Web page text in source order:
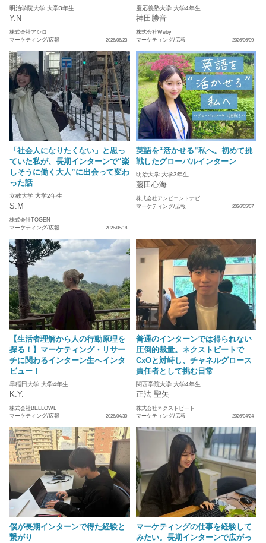
明治学院大学 大学3年生
Y.N
株式会社アシロ
マーケティング/広報
2026/06/23
慶応義塾大学 大学4年生
神田勝音
株式会社Weby
マーケティング/広報
2026/06/09
「社会人になりたくない」と思っ
ていた私が、長期インターンで“楽
しそうに働く大人”に出会って変わ
った話
立教大学 大学2年生
S.M
株式会社TOGEN
マーケティング/広報
2026/05/18
英語を“活かせる”私へ。初めて挑
戦したグローバルインターン
明治大学 大学3年生
藤田心海
株式会社アンビエントナビ
マーケティング/広報
2026/05/07
【生活者理解から人の行動原理を
探る！】マーケティング・リサー
チに関わるインターン生へインタ
ビュー！
早稲田大学 大学4年生
K.Y.
株式会社BELLOWL
マーケティング/広報
2026/04/30
普通のインターンでは得られない
圧倒的裁量。ネクストビートで
CxOと対峙し、チャネルグロース
責任者として挑む日常
関西学院大学 大学4年生
正法 聖矢
株式会社ネクストビート
マーケティング/広報
2026/04/24
僕が長期インターンで得た経験と
繋がり
マーケティングの仕事を経験して
みたい。長期インターンで広がっ